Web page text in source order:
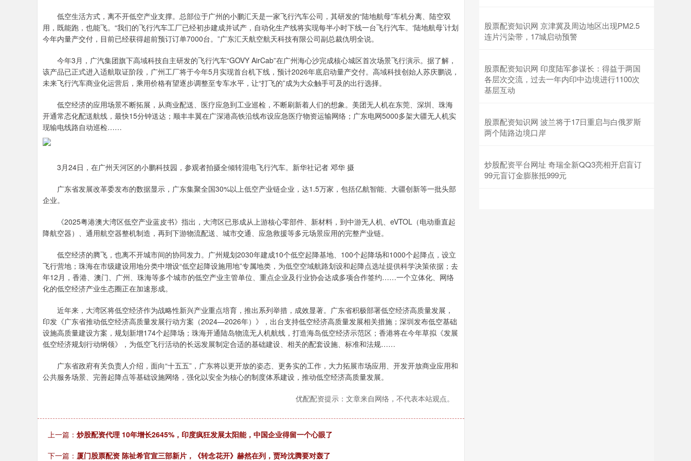
低空生活方式，离不开低空产业支撑。总部位于广州的小鹏汇天是一家飞行汽车公司，其研发的“陆地航母”车机分离、陆空双
用，既能跑，也能飞。“我们的飞行汽车工厂已经初步建成并试产，自动化生产线将实现每半小时下线一台飞行汽车。‘陆地航母’计划
今年内量产交付，目前已经获得超前预订订单7000台。”广东汇天航空航天科技有限公司副总裁仇明全说。
今年3月，广汽集团旗下高域科技自主研发的飞行汽车“GOVY AirCab”在广州海心沙完成核心城区首次场景飞行演示。据了解，
该产品已正式进入适航取证阶段，广州工厂将于今年5月实现首台机下线，预计2026年底启动量产交付。高域科技创始人苏庆鹏说，
未来飞行汽车商业化运营后，乘用价格有望逐步调整至专车水平，让“打飞的”成为大众触手可及的出行选择。
低空经济的应用场景不断拓展，从商业配送、医疗应急到工业巡检，不断刷新着人们的想象。美团无人机在东莞、深圳、珠海
开通常态化配送航线，最快15分钟送达；顺丰丰翼在广深港高铁沿线布设应急医疗物资运输网络；广东电网5000多架大疆无人机实
现输电线路自动巡检……
3月24日，在广州天河区的小鹏科技园，参观者拍摄全倾转混电飞行汽车。新华社记者 邓华 摄
广东省发展改革委发布的数据显示，广东集聚全国30%以上低空产业链企业，达1.5万家，包括亿航智能、大疆创新等一批头部
企业。
《2025粤港澳大湾区低空产业蓝皮书》指出，大湾区已形成从上游核心零部件、新材料，到中游无人机、eVTOL（电动垂直起
降航空器）、通用航空器整机制造，再到下游物流配送、城市交通、应急救援等多元场景应用的完整产业链。
低空经济的腾飞，也离不开城市间的协同发力。广州规划2030年建成10个低空起降基地、100个起降场和1000个起降点，设立
飞行营地；珠海在市级建设用地分类中增设“低空起降设施用地”专属地类，为低空空域航路划设和起降点选址提供科学决策依据；去
年12月，香港、澳门、广州、珠海等多个城市的低空产业主管单位、重点企业及行业协会达成多项合作签约……一个立体化、网络
化的低空经济产业生态圈正在加速形成。
近年来，大湾区将低空经济作为战略性新兴产业重点培育，推出系列举措，成效显著。广东省积极部署低空经济高质量发展，
印发《广东省推动低空经济高质量发展行动方案（2024—2026年）》，出台支持低空经济高质量发展相关措施；深圳发布低空基础
设施高质量建设方案，规划新增174个起降场；珠海开通陆岛物流无人机航线，打造海岛低空经济示范区；香港将在今年草拟《发展
低空经济规划行动纲领》，为低空飞行活动的长远发展制定合适的基础建设、相关的配套设施、标准和法规……
广东省政府有关负责人介绍，面向“十五五”，广东将以更开放的姿态、更务实的工作，大力拓展市场应用、开发开放商业应用和
公共服务场景、完善起降点等基础设施网络，强化以安全为核心的制度体系建设，推动低空经济高质量发展。
优配配资提示：文章来自网络，不代表本站观点。
上一篇： 炒股配资代理 10年增长2645%，印度疯狂发展太阳能，中国企业得留一个心眼了
下一篇： 厦门股票配资 陈祉希官宣三部新片，《转念花开》赫然在列，贾玲沈腾要对轰了
股票配资知识网 京津冀及周边地区出现PM2.5
连片污染带，17城启动预警
股票配资知识网 印度陆军参谋长：得益于两国
各层次交流，过去一年内印中边境进行1100次
基层互动
股票配资知识网 波兰将于17日重启与白俄罗斯
两个陆路边境口岸
炒股配资平台网址 奇瑞全新QQ3亮相开启盲订
99元盲订金膨胀抵999元